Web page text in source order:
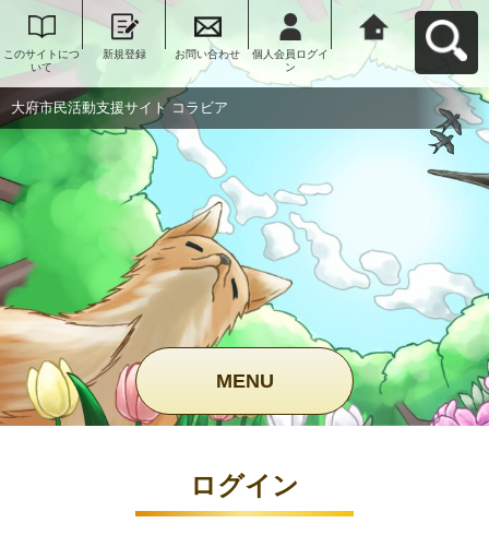
このサイトにつ
いて
新規登録 お問い合わせ
個人会員ログイ
ン
大府市民活動支
援サイト コラビ
アへ戻る
大府市民活動支援サイト コラビア
MENU
ログイン